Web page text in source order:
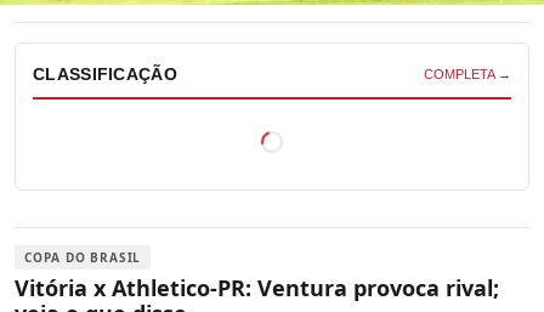
CLASSIFICAÇÃO COMPLETA →
COPA DO BRASIL
Vitória x Athletico-PR: Ventura provoca rival;